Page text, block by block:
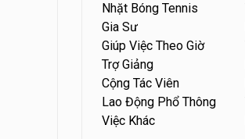
Nhặt Bóng Tennis
Gia Sư
Giúp Việc Theo Giờ
Trợ Giảng
Cộng Tác Viên
Lao Động Phổ Thông
Việc Khác